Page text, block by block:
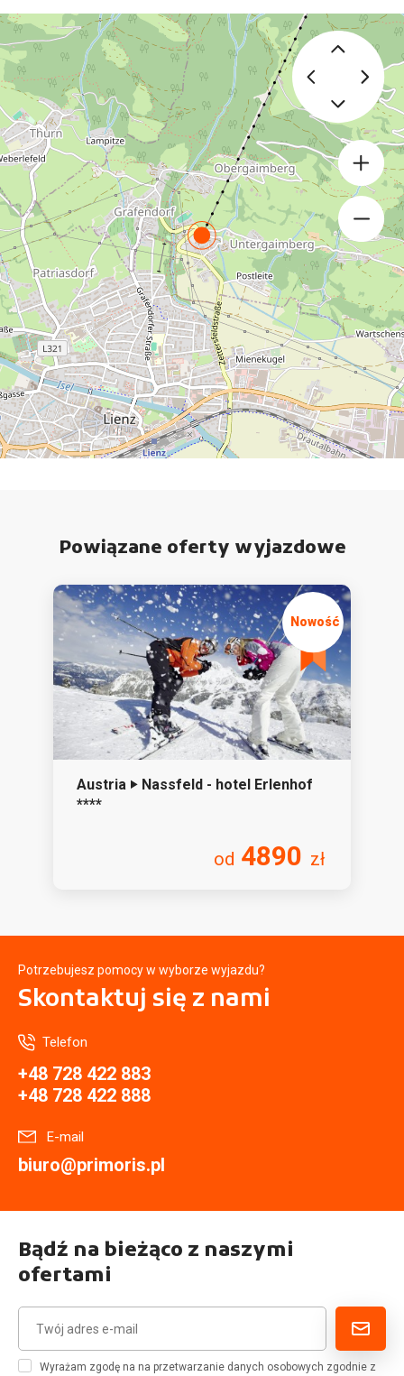
Powiązane oferty wyjazdowe
Austria ‣ Nassfeld - hotel Erlenhof
****
od 4890 zł
Potrzebujesz pomocy w wyborze wyjazdu?
Skontaktuj się z nami
Telefon
+48 728 422 883
+48 728 422 888
E-mail
biuro@primoris.pl
Bądź na bieżąco z naszymi
ofertami
Wyrażam zgodę na na przetwarzanie danych osobowych zgodnie z